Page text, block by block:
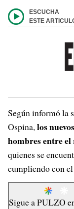
ESCUCHA
ESTE
Según informó la
Ospina,los
hombres entre el
quienes se
cumpliendo con
Sigue aPULZO